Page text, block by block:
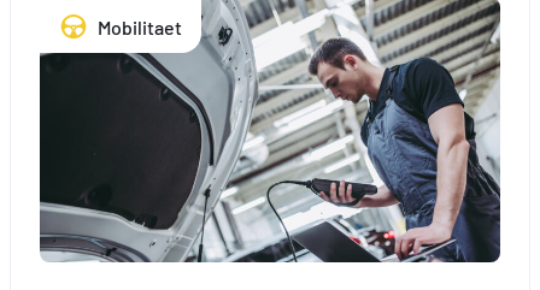
den
Kindern
diesen
Sommer
Mobilitaet